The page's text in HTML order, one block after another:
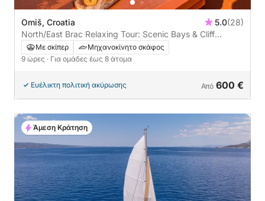
Omiš, Croatia 5.0(28)
North/East Brac Relaxing Tour: Scenic Bays & Cliff
Jumping Adventure (9 ώρες)
Με σκίπερ
Μηχανοκίνητο σκάφος
9 ώρες · Για ομάδες έως 8 άτομα
Ευέλικτη πολιτική ακύρωσης Από 600 €
Άμεση Κράτηση